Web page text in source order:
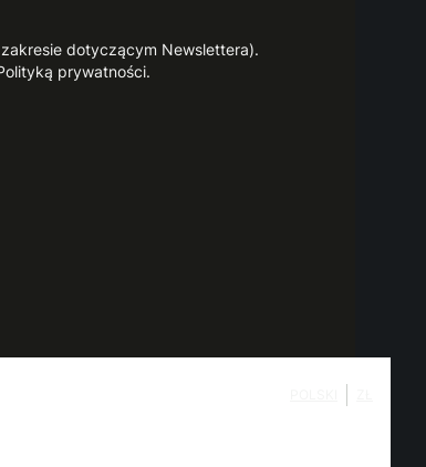
dotyczącym Newslettera).
prywatności.